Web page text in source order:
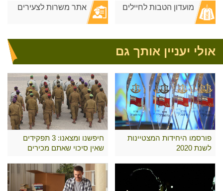
מועדון הטבות לחיילים אתר משרות לצעירים
אולי יעניין אותך גם
פורסמו היחידות המצטיינות
לשנת 2020
חיפשנו ומצאנו: 3 תפקידים
שאין סיכוי שאתם מכירים